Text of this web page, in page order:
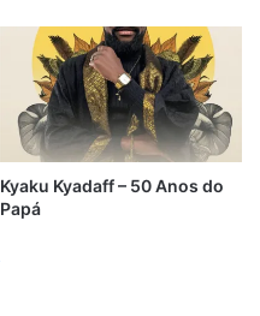
Kyaku Kyadaff – 50 Anos do
Papá